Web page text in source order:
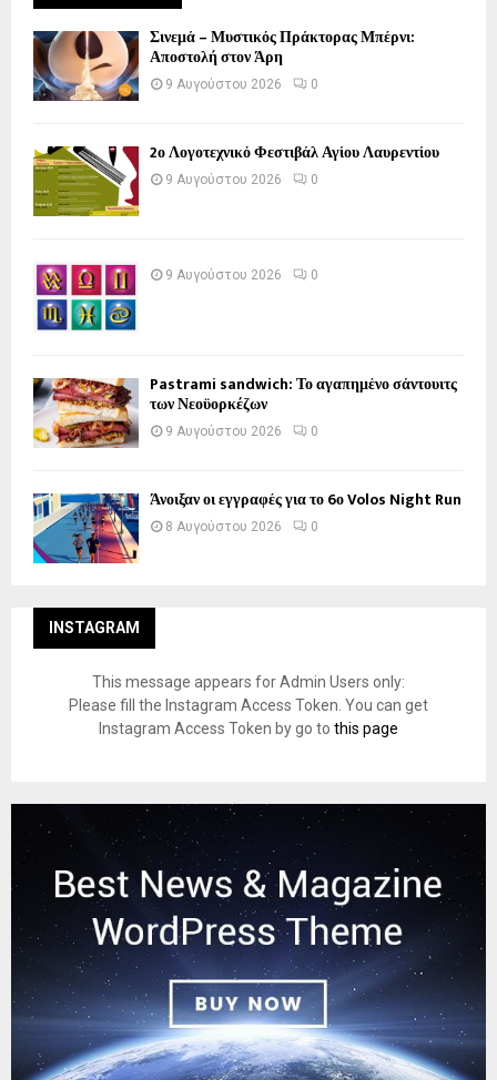
Σινεμά – Μυστικός Πράκτορας Μπέρνι:
Αποστολή στον Άρη
9 Αυγούστου 2026 0
2ο Λογοτεχνικό Φεστιβάλ Αγίου Λαυρεντίου
9 Αυγούστου 2026 0
9 Αυγούστου 2026 0
Pastrami sandwich: Το αγαπημένο σάντουιτς
των Νεοϋορκέζων
9 Αυγούστου 2026 0
Άνοιξαν οι εγγραφές για το 6ο Volos Night Run
8 Αυγούστου 2026 0
INSTAGRAM
This message appears for Admin Users only:
Please fill the Instagram Access Token. You can get
Instagram Access Token by go to this page